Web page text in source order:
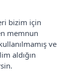
bizim için
memnun
ve
aldığın